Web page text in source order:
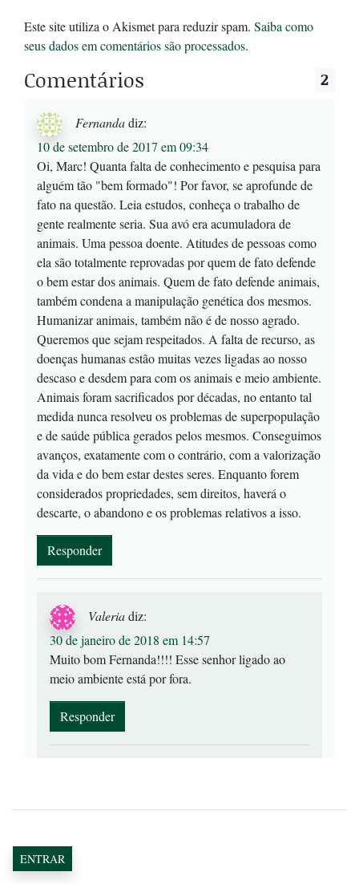
Este site utiliza o Akismet para reduzir spam. Saiba como
seus dados em comentários são processados.
Comentários 2
Fernandadiz:
10 de setembro de 2017 em 09:34
Oi, Marc! Quanta falta de conhecimento e pesquisa para
alguém tão "bem formado"! Por favor, se aprofunde de
fato na questão. Leia estudos, conheça o trabalho de
gente realmente seria. Sua avó era acumuladora de
animais. Uma pessoa doente. Atitudes de pessoas como
ela são totalmente reprovadas por quem de fato defende
o bem estar dos animais. Quem de fato defende animais,
também condena a manipulação genética dos mesmos.
Humanizar animais, também não é de nosso agrado.
Queremos que sejam respeitados. A falta de recurso, as
doenças humanas estão muitas vezes ligadas ao nosso
descaso e desdem para com os animais e meio ambiente.
Animais foram sacrificados por décadas, no entanto tal
medida nunca resolveu os problemas de superpopulação
e de saúde pública gerados pelos mesmos. Conseguimos
avanços, exatamente com o contrário, com a valorização
da vida e do bem estar destes seres. Enquanto forem
considerados propriedades, sem direitos, haverá o
descarte, o abandono e os problemas relativos a isso.
Responder
Valeriadiz:
30 de janeiro de 2018 em 14:57
Muito bom Fernanda!!!! Esse senhor ligado ao
meio ambiente está por fora.
Responder
ENTRAR